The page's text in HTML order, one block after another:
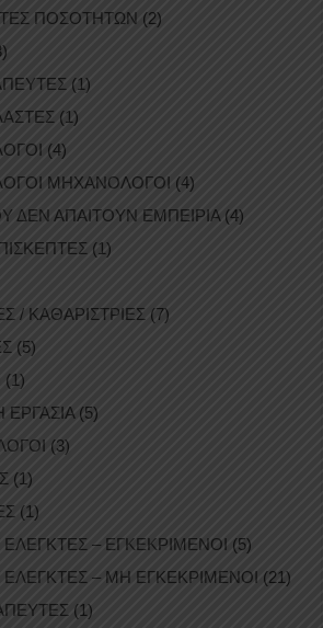
ΠΟΣΟΤΗΤΩΝ (2)
(1)
(1)
(4)
ΜΗΧΑΝΟΛΟΓΟΙ (4)
ΔΕΝ ΑΠΑΙΤΟΥΝ ΕΜΠΕΙΡΙΑ(4)
(1)
/ ΚΑΘΑΡΙΣΤΡΙΕΣ (7)
(5)
(1)
ΕΡΓΑΣΙΑ(5)
(3)
(1)
(1)
ΕΛΕΓΚΤΕΣ – ΕΓΚΕΚΡΙΜΕΝΟΙ (5)
ΕΛΕΓΚΤΕΣ – ΜΗ ΕΓΚΕΚΡΙΜΕΝΟΙ (21)
(1)